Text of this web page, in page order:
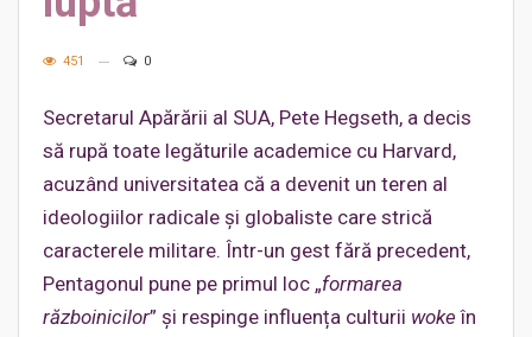
451 0
Secretarul Apărării al SUA, Pete Hegseth, a decis
să rupă toate legăturile academice cu Harvard,
acuzând universitatea că a devenit un teren al
ideologiilor radicale și globaliste care strică
caracterele militare. Într-un gest fără precedent,
Pentagonul pune pe primul loc „formarea
războinicilor” și respinge influența culturii woke în